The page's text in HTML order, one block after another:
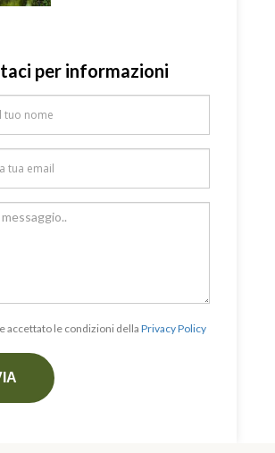
per informazioni
accettato le condizioni della Privacy Policy